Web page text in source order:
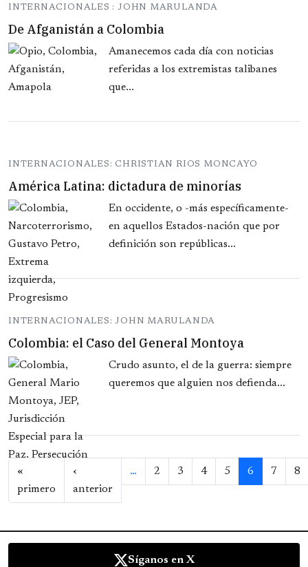
INTERNACIONALES : JOHN MARULANDA
De Afganistán a Colombia
Amanecemos cada día con noticias
referidas a los extremistas talibanes
que...
INTERNACIONALES: CHRISTIAN RIOS MONCAYO
América Latina: dictadura de minorías
En occidente, o -más específicamente-
en aquellos Estados-nación que por
definición son repúblicas...
INTERNACIONALES: JOHN MARULANDA
Colombia: el Caso del General Montoya
Crudo asunto, el de la guerra: siempre
queremos que alguien nos defienda...
Paginación
«
primero Primera página
‹
anterior Página anterior
… 2 3 4 5 6 7 8
Síganos en X